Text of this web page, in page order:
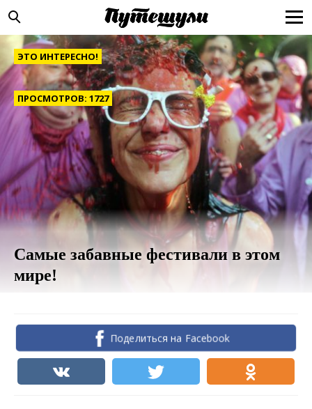
ЭТО ИНТЕРЕСНО!
ПРОСМОТРОВ: 1727
Самые забавные фестивали в этом
мире!
Поделиться на Facebook